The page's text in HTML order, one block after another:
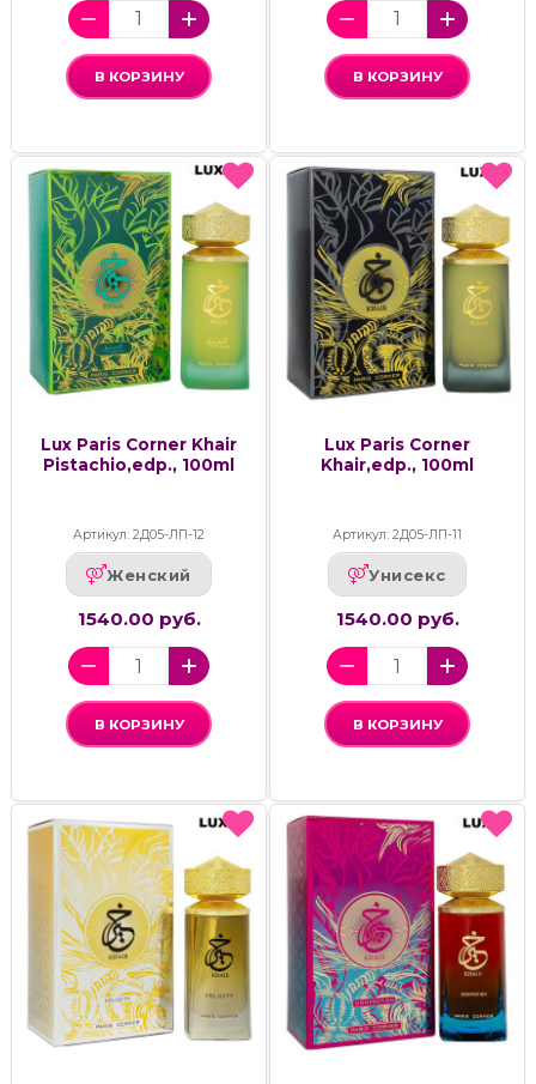
В КОРЗИНУ В КОРЗИНУ
Lux Paris Corner Khair
Pistachio,edp., 100ml
Артикул: 2Д05-ЛП-12
Женский
1540.00 руб.
В КОРЗИНУ
Lux Paris Corner
Khair,edp., 100ml
Артикул: 2Д05-ЛП-11
Унисекс
1540.00 руб.
В КОРЗИНУ